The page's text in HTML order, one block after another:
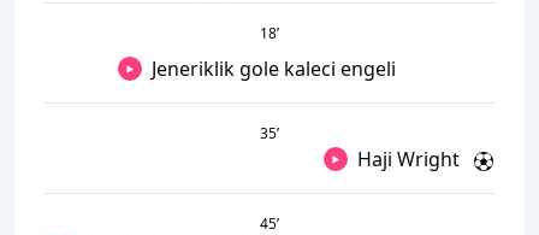
18’
Jeneriklik gole kaleci engeli
35’
Haji Wright
45’